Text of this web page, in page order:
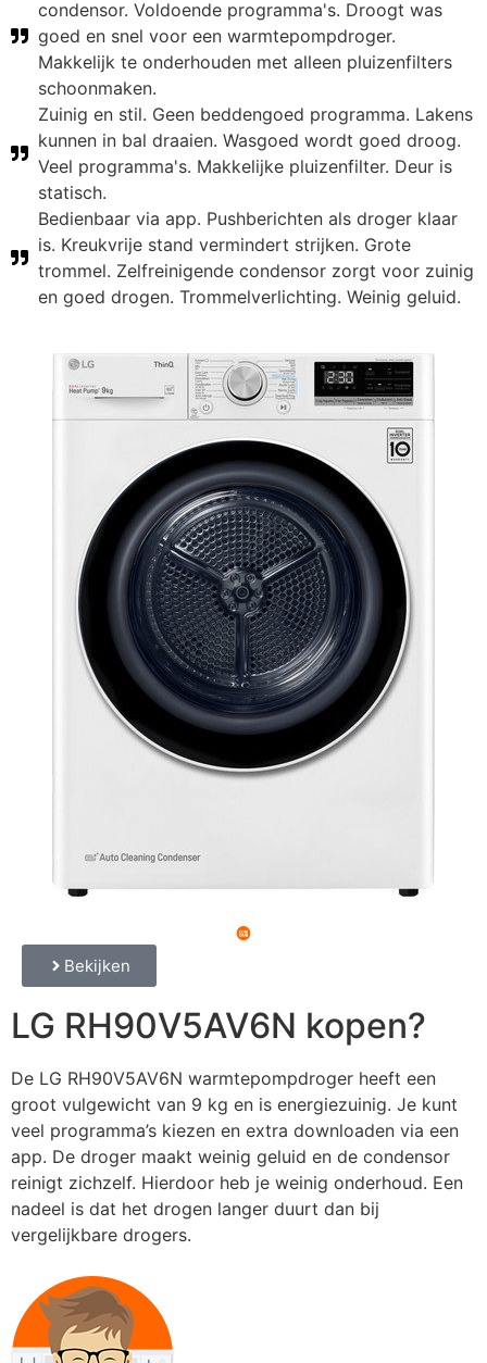
condensor. Voldoende programma's. Droogt was
goed en snel voor een warmtepompdroger.
Makkelijk te onderhouden met alleen pluizenfilters
schoonmaken.
Zuinig en stil. Geen beddengoed programma. Lakens
kunnen in bal draaien. Wasgoed wordt goed droog.
Veel programma's. Makkelijke pluizenfilter. Deur is
statisch.
Bedienbaar via app. Pushberichten als droger klaar
is. Kreukvrije stand vermindert strijken. Grote
trommel. Zelfreinigende condensor zorgt voor zuinig
en goed drogen. Trommelverlichting. Weinig geluid.
LG RH90V5AV6N kopen?
De LG RH90V5AV6N warmtepompdroger heeft een
groot vulgewicht van 9 kg en is energiezuinig. Je kunt
veel programma’s kiezen en extra downloaden via een
app. De droger maakt weinig geluid en de condensor
reinigt zichzelf. Hierdoor heb je weinig onderhoud. Een
nadeel is dat het drogen langer duurt dan bij
vergelijkbare drogers.
Bekijken